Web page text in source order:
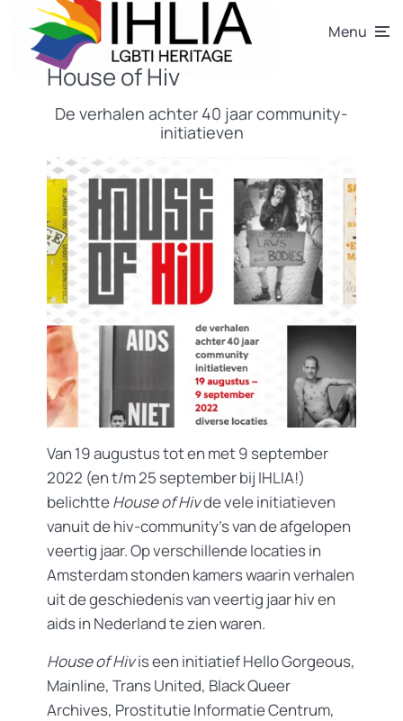
Menu
House of Hiv
De verhalen achter 40 jaar community-
initiatieven
Van 19 augustus tot en met 9 september
2022 (en t/m 25 september bij IHLIA!)
belichtteHouse of Hivde vele initiatieven
vanuit de hiv-community’s van de afgelopen
veertig jaar. Op verschillende locaties in
Amsterdam stonden kamers waarin verhalen
uit de geschiedenis van veertig jaar hiv en
aids in Nederland te zien waren.
House of Hivis een initiatief Hello Gorgeous,
Mainline, Trans United, Black Queer
Archives, Prostitutie Informatie Centrum,